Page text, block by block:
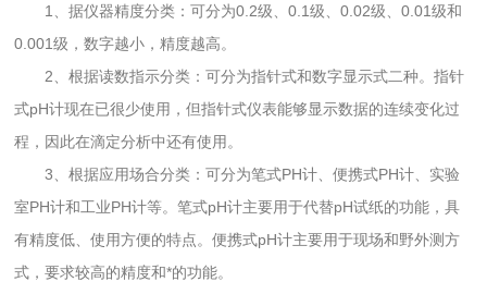
1、据仪器精度分类：可分为0.2级、0.1级、0.02级、0.01级和
0.001级，数字越小，精度越高。
2、根据读数指示分类：可分为指针式和数字显示式二种。指针
式pH计现在已很少使用，但指针式仪表能够显示数据的连续变化过
程，因此在滴定分析中还有使用。
3、根据应用场合分类：可分为笔式PH计、便携式PH计、实验
室PH计和工业PH计等。笔式pH计主要用于代替pH试纸的功能，具
有精度低、使用方便的特点。便携式pH计主要用于现场和野外测方
式，要求较高的精度和*的功能。